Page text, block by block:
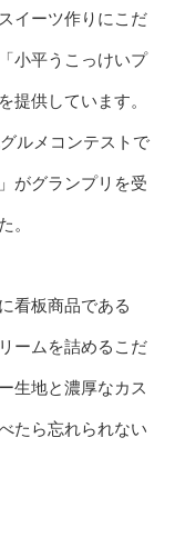
イーツ作りにこだ
小平うこっけいプ
提供しています。
ルメコンテストで
がグランプリを受
。
看板商品である
ームを詰めるこだ
生地と濃厚なカス
たら忘れられない